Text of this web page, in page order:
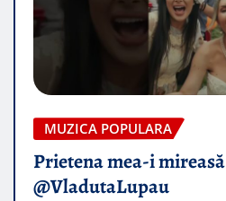
MUZICA POPULARA
Prietena mea-i mireasă​
@VladutaLupau